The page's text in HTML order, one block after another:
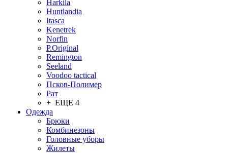
Harkila
Huntlandia
Itasca
Kenetrek
Norfin
P.Original
Remington
Seeland
Voodoo tactical
Псков-Полимер
Рат
+ ЕЩЕ 4
Одежда
Брюки
Комбинезоны
Головные уборы
Жилеты